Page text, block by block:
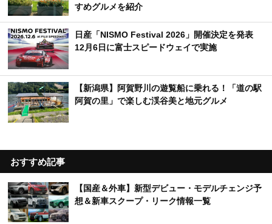
すめグルメを紹介
日産「NISMO Festival 2026」開催決定を発表
12月6日に富士スピードウェイで実施
【新潟県】阿賀野川の遊覧船に乗れる！「道の駅
阿賀の里」で楽しむ渓谷美と地元グルメ
おすすめ記事
【国産＆外車】新型デビュー・モデルチェンジ予
想＆新車スクープ・リーク情報一覧